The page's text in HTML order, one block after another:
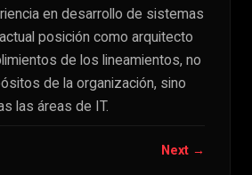
en desarrollo de sistemas
posición como arquitecto
de los lineamientos, no
de la organización, sino
las áreas de IT.
Next →